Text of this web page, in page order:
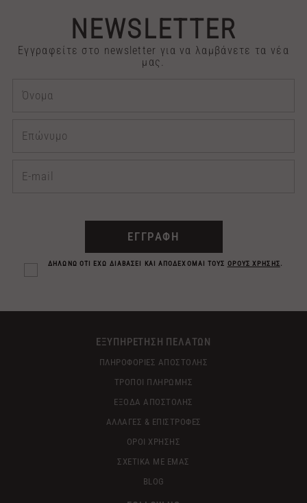
NEWSLETTER
Εγγραφείτε στο newsletter για να λαμβάνετε τα νέα
μας.
ΕΓΓΡΑΦΗ
ΔΗΛΩΝΩ ΟΤΙ ΕΧΩ ΔΙΑΒΑΣΕΙ ΚΑΙ ΑΠΟΔΕΧΟΜΑΙ ΤΟΥΣ ΟΡΟΥΣ ΧΡΗΣΗΣ.
ΕΞΥΠΗΡΕΤΗΣΗ ΠΕΛΑΤΩΝ
ΠΛΗΡΟΦΟΡΙΕΣ ΑΠΟΣΤΟΛΗΣ
ΤΡΟΠΟΙ ΠΛΗΡΩΜΗΣ
ΕΞΟΔΑ ΑΠΟΣΤΟΛΗΣ
ΑΛΛΑΓΕΣ & ΕΠΙΣΤΡΟΦΕΣ
ΟΡΟΙ ΧΡΗΣΗΣ
ΣΧΕΤΙΚΑ ΜΕ ΕΜΑΣ
BLOG